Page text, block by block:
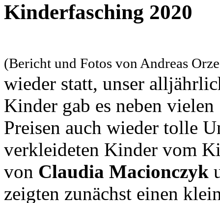
Kinderfasching 2020
(Bericht und Fotos von Andreas
wieder statt, unser
Kinder gab es neben
Preisen auch wieder tolle
verkleideten Kinder vom
von Claudia Macionczyk
zeigten zunächst einen